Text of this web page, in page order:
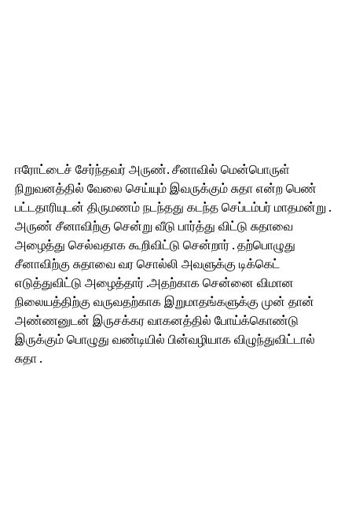
ஈரோட்டைச் சேர்ந்தவர் அருண். சீனாவில் மென்பொருள்
நிறுவனத்தில் வேலை செய்யும் இவருக்கும் சுதா என்ற பெண்
பட்டதாரியுடன் திருமணம் நடந்தது கடந்த செப்டம்பர் மாதமன்று .
அருண் சீனாவிற்கு சென்று வீடு பார்த்து விட்டு சுதாவை
அழைத்து செல்வதாக கூறிவிட்டு சென்றார் . தற்பொழுது
சீனாவிற்கு சுதாவை வர சொல்லி அவளுக்கு டிக்கெட்
எடுத்துவிட்டு அழைத்தார் .அதற்காக சென்னை விமான
நிலையத்திற்கு வருவதற்காக இறுமாதங்களுக்கு முன் தான்
அண்ணனுடன் இருசக்கர வாகனத்தில் போய்க்கொண்டு
இருக்கும் பொழுது வண்டியில் பின்வழியாக விழுந்துவிட்டால்
சுதா .